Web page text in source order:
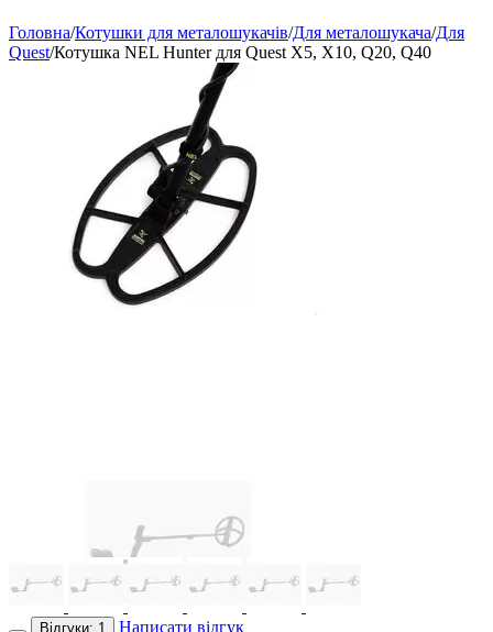
Головна/Котушки для металошукачів/Для металошукача/Для
Quest/Котушка NEL Hunter для Quest Х5, Х10, Q20, Q40
Відгуки: 1 Написати відгук